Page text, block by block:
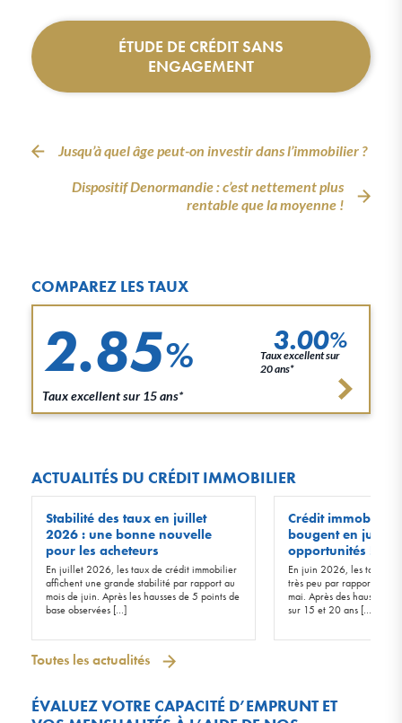
ÉTUDE DE CRÉDIT SANS
ENGAGEMENT
Jusqu’à quel âge peut-on investir dans l’immobilier ?
Dispositif Denormandie : c’est nettement plus
rentable que la moyenne !
COMPAREZ LES TAUX
2.85%
Taux excellent sur 15 ans*
3.00%
Taux excellent sur
20 ans*
ACTUALITÉS DU CRÉDIT IMMOBILIER
Stabilité des taux en juillet
2026 : une bonne nouvelle
pour les acheteurs
En juillet 2026, les taux de crédit immobilier
affichent une grande stabilité par rapport au
mois de juin. Après les hausses de 5 points de
base observées […]
Crédit immobilier
bougent en juin
opportunités !
En juin 2026, les taux
très peu par rapport à
mai. Après des hausses
sur 15 et 20 ans […]
Toutes les actualités
ÉVALUEZ VOTRE CAPACITÉ D’EMPRUNT ET